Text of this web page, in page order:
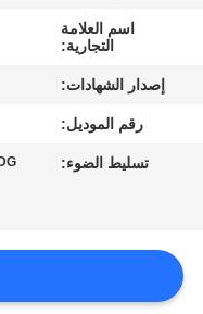
اتصل
اطلب
اقتباس
اسم العلامة
التجارية:
إصدار الشهادات:
رقم الموديل:
تسليط الضوء: